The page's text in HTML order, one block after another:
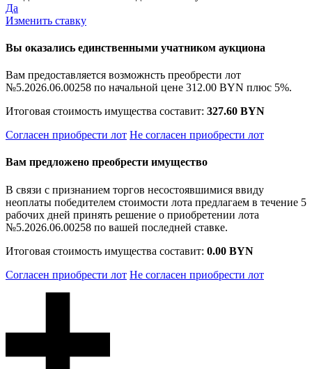
Да
Изменить ставку
Вы оказались единственными учатником аукциона
Вам предоставляется возможнсть преобрести лот
№5.2026.06.00258 по начальной цене 312.00 BYN плюс 5%.
Итоговая стоимость имущества составит: 327.60 BYN
Согласен приобрести лот Не согласен приобрести лот
Вам предложено преобрести имущество
В связи с признанием торгов несостоявшимися ввиду
неоплаты победителем стоимости лота предлагаем в течение 5
рабочих дней принять решение о приобретении лота
№5.2026.06.00258 по вашей последней ставке.
Итоговая стоимость имущества составит: 0.00 BYN
Согласен приобрести лот Не согласен приобрести лот